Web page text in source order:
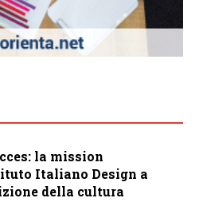
la mission
Italiano Design a
della cultura